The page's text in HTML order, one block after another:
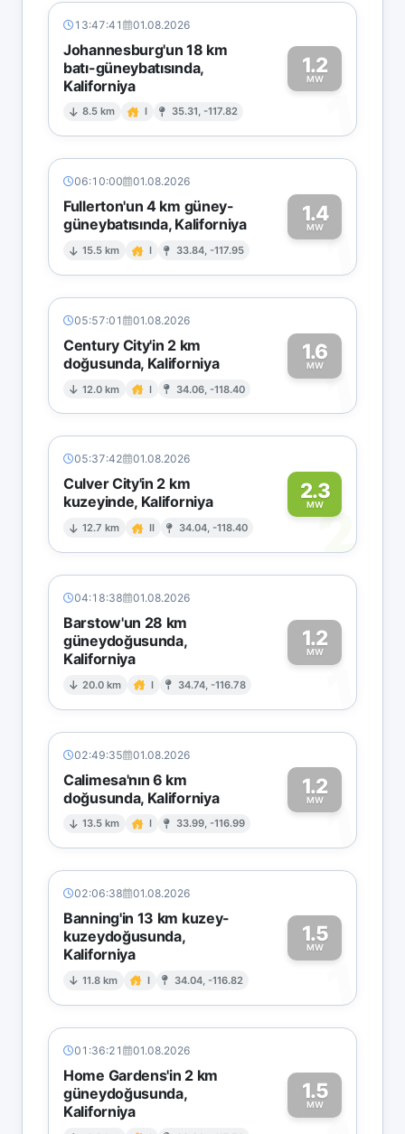
13:47:41 01.08.2026
Johannesburg'un 18 km
batı-güneybatısında,
Kaliforniya
8.5 km I 35.31, -117.82
1.2
MW
1
06:10:00 01.08.2026
Fullerton'un 4 km güney-
güneybatısında, Kaliforniya
15.5 km I 33.84, -117.95
1.4
MW1
05:57:01 01.08.2026
Century City'in 2 km
doğusunda, Kaliforniya
12.0 km I 34.06, -118.40
1.6
MW1
05:37:42 01.08.2026
Culver City'in 2 km
kuzeyinde, Kaliforniya
12.7 km II 34.04, -118.40
2.3
MW2
04:18:38 01.08.2026
Barstow'un 28 km
güneydoğusunda,
Kaliforniya
20.0 km I 34.74, -116.78
1.2
MW
1
02:49:35 01.08.2026
Calimesa'nın 6 km
doğusunda, Kaliforniya
13.5 km I 33.99, -116.99
1.2
MW1
02:06:38 01.08.2026
Banning'in 13 km kuzey-
kuzeydoğusunda,
Kaliforniya
11.8 km I 34.04, -116.82
1.5
MW
1
01:36:21 01.08.2026
Home Gardens'in 2 km
güneydoğusunda,
Kaliforniya
1.5
MW